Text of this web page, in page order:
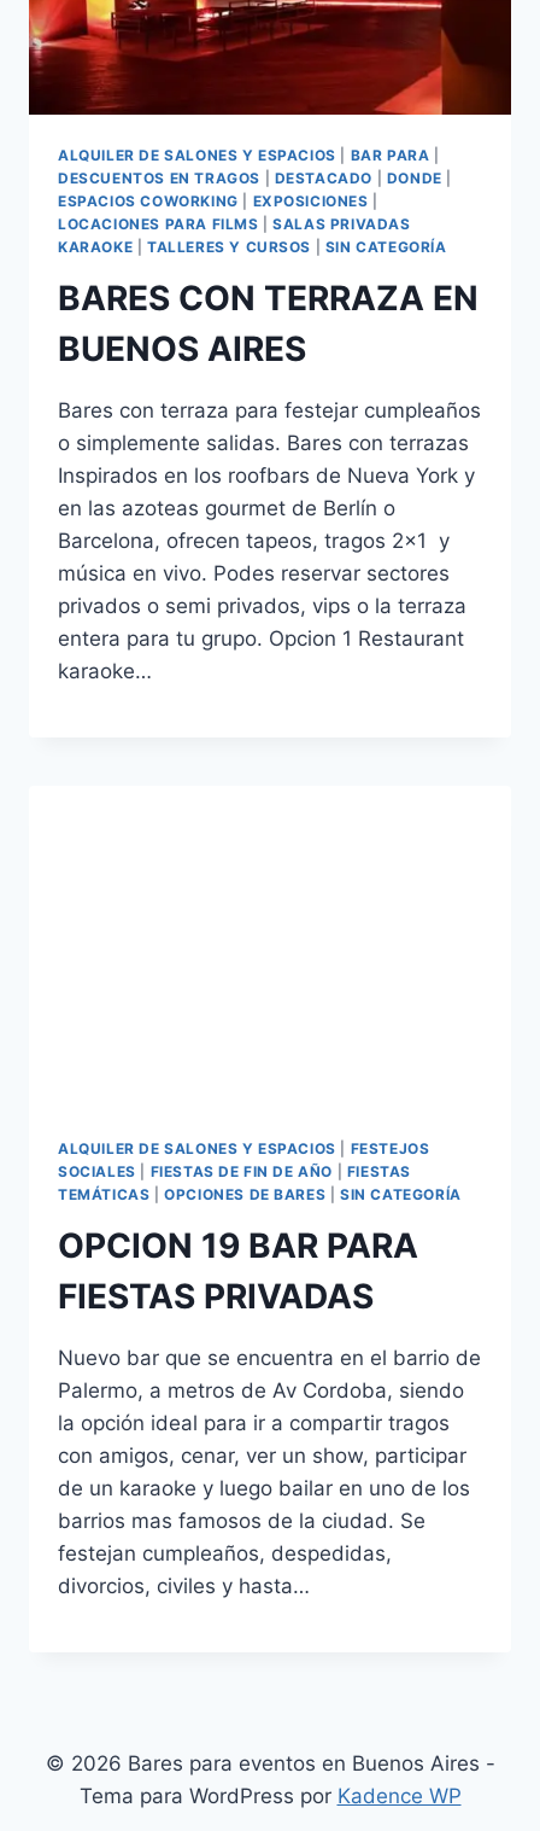
ALQUILER DE SALONES Y ESPACIOS BAR PARA
DESCUENTOS EN TRAGOS
DESTACADO DONDE
ESPACIOS COWORKING
EXPOSICIONES
LOCACIONES PARA FILMS |SALAS PRIVADAS
KARAOKE
TALLERES Y CURSOS SIN CATEGORÍA
BARES CON TERRAZA EN
BUENOS AIRES
Bares con terraza para festejar cumpleaños
o simplemente salidas. Bares con terrazas
Inspirados en los roofbars de Nueva York y
en las azoteas gourmet de Berlín o
Barcelona, ofrecen tapeos, tragos 2×1 y
música en vivo. Podes reservar sectores
privados o semi privados, vips o la terraza
entera para tu grupo. Opcion 1 Restaurant
karaoke…
ALQUILER DE SALONES Y ESPACIOS
FESTEJOS
SOCIALES
FIESTAS DE FIN DE AÑO
FIESTAS
TEMÁTICAS |OPCIONES DE BARES |SIN CATEGORÍA
OPCION 19 BAR PARA
FIESTAS PRIVADAS
Nuevo bar que se encuentra en el barrio de
Palermo, a metros de Av Cordoba, siendo
la opción ideal para ir a compartir tragos
con amigos, cenar, ver un show, participar
de un karaoke y luego bailar en uno de los
barrios mas famosos de la ciudad. Se
festejan cumpleaños, despedidas,
divorcios, civiles y hasta…
© 2026 Bares para eventos en Buenos Aires -
Tema para WordPress por Kadence WP